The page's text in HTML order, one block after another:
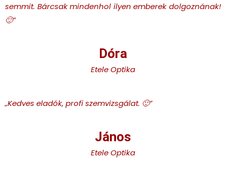
semmit. Bárcsak mindenhol ilyen emberek dolgoznának!
🙂”
Dóra
Etele Optika
„Kedves eladók, profi szemvizsgálat. 🙂”
János
Etele Optika